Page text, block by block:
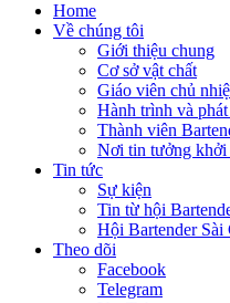
Home
Về chúng tôi
Giới thiệu chung
Cơ sở vật chất
Giáo viên chủ
Hành trình và
Thành viên
Nơi tin tưởng khởi
Tin tức
Sự kiện
Tin từ hội
Hội Bartender Sài
Theo dõi
Facebook
Telegram